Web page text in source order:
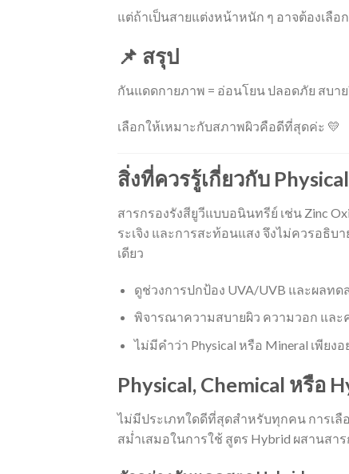
แต่ถ้าเป็นสายแต่งหน้าหนัก ๆ อาจต้องเลื
📌 สรุป
กันแดดกายภาพ = อ่อนโยน ปลอดภัย สบ
เลือกให้เหมาะกับสภาพผิวคือดีที่สุดค่ะ 💛
สิ่งที่ควรรู้เกี่ยวกับ
สารกรองรังสียูวีแบบอนินทรีย์ เช่น Zinc
ระเจิง และการสะท้อนแสง จึงไม่ควรอธิบ
เดียว
ดูช่วงการปกป้อง UVA/UVB และผลท
พิจารณาความสบายผิว ความวอก และ
ไม่มีคำว่า Physical หรือ Mineral เพีย
Physical, Chemical หรือ
ไม่มีประเภทใดดีที่สุดสำหรับทุกคน การเ
สม่ำเสมอในการใช้ สูตร Hybrid ผสานส